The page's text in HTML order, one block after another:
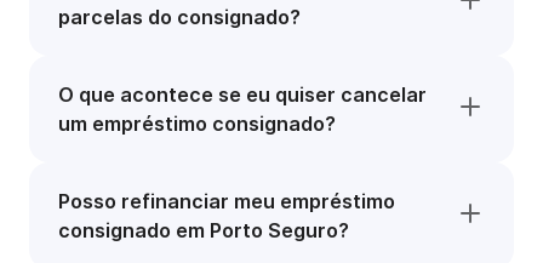
parcelas do consignado?
O que acontece se eu quiser cancelar
um empréstimo consignado?
Posso refinanciar meu empréstimo
consignado em Porto Seguro?